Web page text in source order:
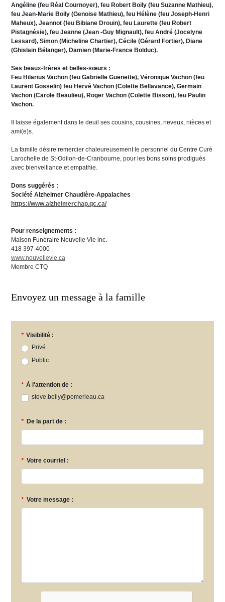
Angéline (feu Réal Cournoyer), feu Robert Boily (feu Suzanne Mathieu),
feu Jean-Marie Boily (Genoise Mathieu), feu Hélène (feu Joseph-Henri
Maheux), Jeannot (feu Bibiane Drouin), feu Laurette (feu Robert
Pistagnésie), feu Jeanne (Jean -Guy Mignault), feu André (Jocelyne
Lessard), Simon (Micheline Chartier), Cécile (Gérard Fortier), Diane
(Ghislain Bélanger), Damien (Marie-France Bolduc).
Ses beaux-frères et belles-sœurs :
Feu Hilarius Vachon (feu Gabrielle Guenette), Véronique Vachon (feu
Laurent Gosselin) feu Hervé Vachon (Colette Bellavance), Germain
Vachon (Carole Beaulieu), Roger Vachon (Colette Bisson), feu Paulin
Vachon.
Il laisse également dans le deuil ses cousins, cousines, neveux, nièces et
ami(e)s.
La famille désire remercier chaleureusement le personnel du Centre Curé
Larochelle de St-Odilon-de-Cranbourne, pour les bons soins prodigués
avec bienveillance et empathie.
Dons suggérés :
Société Alzheimer Chaudière-Appalaches
https://www.alzheimerchap.qc.ca/
Pour renseignements :
Maison Funéraire Nouvelle Vie inc.
418 397-4000
www.nouvellevie.ca
Membre CTQ
Envoyez un message à la famille
* Visibilité :
Privé
Public
* À l'attention de :
steve.boily@pomerleau.ca
* De la part de :
* Votre courriel :
* Votre message :